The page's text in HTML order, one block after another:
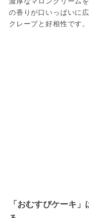
の香りが口いっぱいに
クレープと好相性です。
「おむすびケーキ